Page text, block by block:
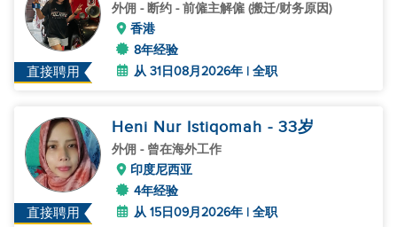
直接聘用
外佣 - 断约 - 前僱主解僱 (搬迁/财务原因)
香港
8年经验
从 31日08月2026年 | 全职
直接聘用
Heni Nur Istiqomah - 33岁
外佣 - 曾在海外工作
印度尼西亚
4年经验
从 15日09月2026年 | 全职